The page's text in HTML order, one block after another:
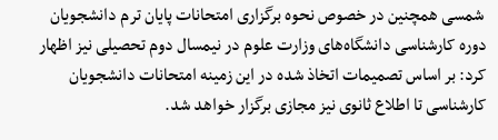
شمسی همچنین در خصوص نحوه برگزاری امتحانات پایان ترم دانشجویان
دوره کارشناسی دانشگاه‌های وزارت علوم در نیمسال دوم تحصیلی نیز اظهار
کرد: بر اساس تصمیمات اتخاذ شده در این زمینه امتحانات دانشجویان
کارشناسی تا اطلاع ثانوی نیز مجازی برگزار خواهد شد.